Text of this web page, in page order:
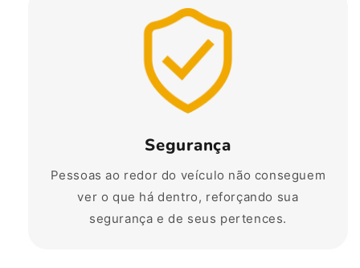
Segurança
Pessoas ao redor do veículo não conseguem
ver o que há dentro, reforçando sua
segurança e de seus pertences.